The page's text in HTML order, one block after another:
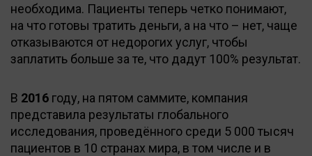
необходима. Пациенты теперь четко понимают,
на что готовы тратить деньги, а на что – нет, чаще
отказываются от недорогих услуг, чтобы
заплатить больше за те, что дадут 100% результат.
В 2016 году, на пятом саммите, компания
представила результаты глобального
исследования, проведённого среди 5 000 тысяч
пациентов в 10 странах мира, в том числе и в